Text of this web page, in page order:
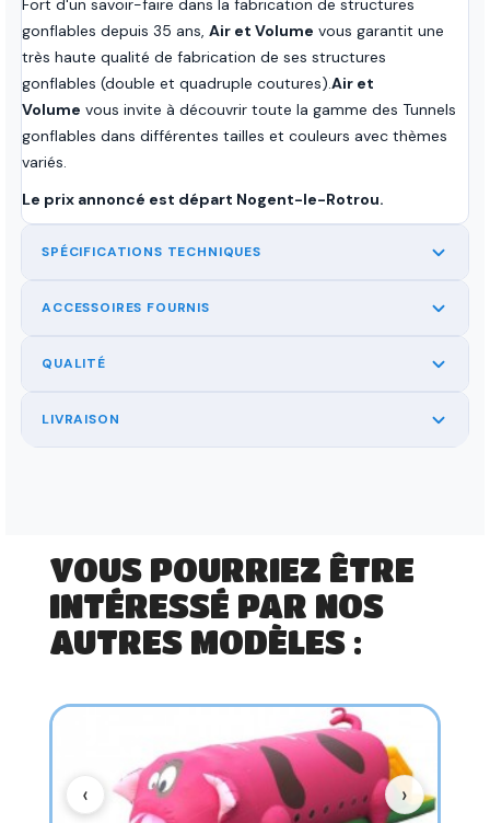
Fort d'un savoir-faire dans la fabrication de structures
gonflables depuis 35 ans, Air et Volume vous garantit une
très haute qualité de fabrication de ses structures
gonflables (double et quadruple coutures).Air et
Volume vous invite à découvrir toute la gamme des Tunnels
gonflables dans différentes tailles et couleurs avec thèmes
variés.
Le prix annoncé est départ Nogent-le-Rotrou.
SPÉCIFICATIONS TECHNIQUES
ACCESSOIRES FOURNIS
QUALITÉ
LIVRAISON
VOUS POURRIEZ ÊTRE
INTÉRESSÉ PAR NOS
AUTRES MODÈLES :